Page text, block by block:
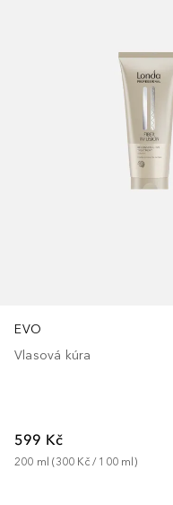
EVO
Vlasová kúra
599 Kč
200 ml (300 Kč / 100 ml )